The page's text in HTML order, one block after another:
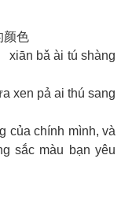
颜色
xiān bǎ ài tú shàng
xen pả ai thú sang
của chính mình, và
sắc màu bạn yêu